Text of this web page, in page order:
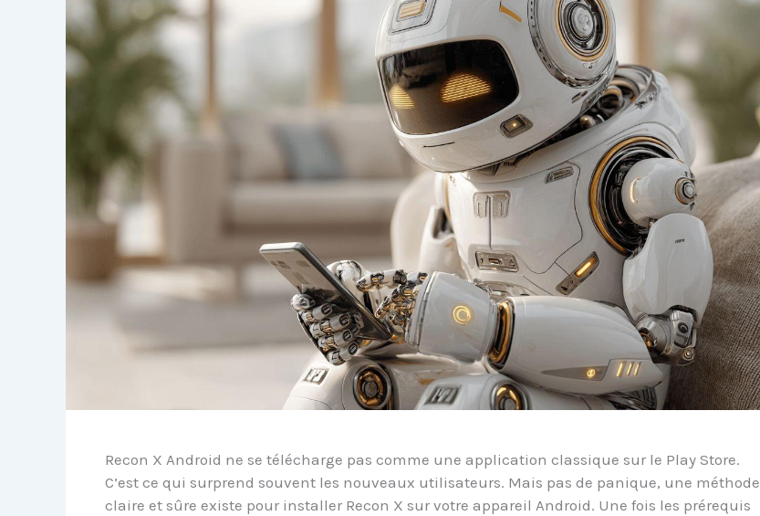
Recon X Android ne se télécharge pas comme une application classique sur le Play Store.
C’est ce qui surprend souvent les nouveaux utilisateurs. Mais pas de panique, une méthode
claire et sûre existe pour installer Recon X sur votre appareil Android. Une fois les prérequis